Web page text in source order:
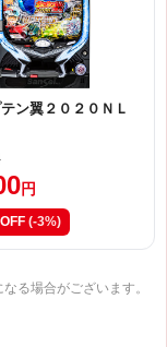
ン翼２０２０ＮＬ
円
(-3%)
る場合がございます。